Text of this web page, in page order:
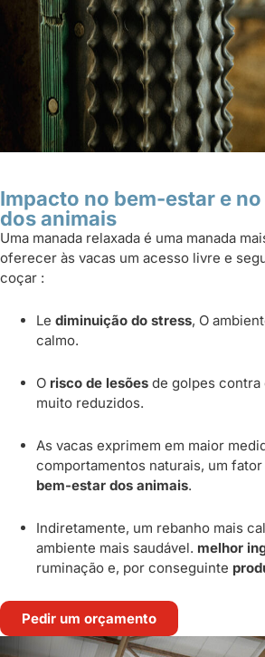
Impacto no bem-estar e
dos animais
Uma manada relaxada é uma manada
oferecer às vacas um acesso livre e
coçar :
Le diminuição do stress, O
calmo.
O risco de lesões de golpes contra
muito reduzidos.
As vacas exprimem em maior
comportamentos naturais, um
bem-estar dos animais.
Indiretamente, um rebanho mais
ambiente mais saudável. melhor
ruminação e, por conseguinte
Pedir um orçamento